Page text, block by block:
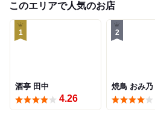
このエリアで人気のお店
1
酒亭 田中
4.26
2
焼鳥 おみ乃